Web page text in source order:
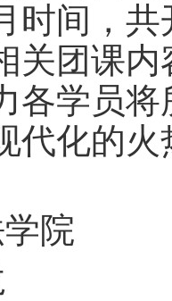
时间， 共
关团课
各学员将
代化的
学院